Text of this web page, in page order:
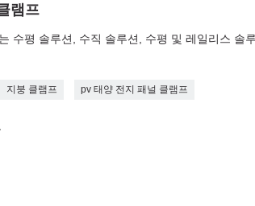
램프
수평 솔루션, 수직 솔루션, 수평 및 레일리스 솔
지붕 클램프 pv 태양 전지 패널 클램프